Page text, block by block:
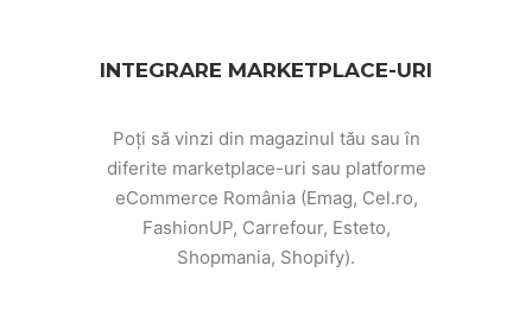
INTEGRARE MARKETPLACE-URI
Poți să vinzi din magazinul tău sau în
diferite marketplace-uri sau platforme
eCommerce România (Emag, Cel.ro,
FashionUP, Carrefour, Esteto,
Shopmania, Shopify).